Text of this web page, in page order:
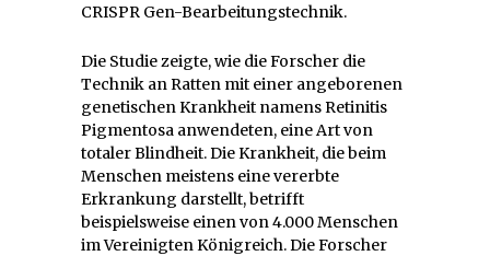
CRISPR Gen-Bearbeitungstechnik.
Die Studie zeigte, wie die Forscher die
Technik an Ratten mit einer angeborenen
genetischen Krankheit namens Retinitis
Pigmentosa anwendeten, eine Art von
totaler Blindheit. Die Krankheit, die beim
Menschen meistens eine vererbte
Erkrankung darstellt, betrifft
beispielsweise einen von 4.000 Menschen
im Vereinigten Königreich. Die Forscher